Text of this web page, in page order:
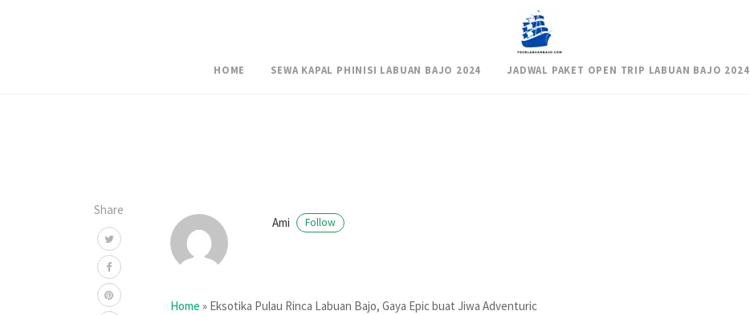
HOME SEWA KAPAL PHINISI LABUAN BAJO 2024 JADWAL PAKET OPEN TRIP LABUAN BAJO 2024
Share
Ami Follow
Home » Eksotika Pulau Rinca Labuan Bajo, Gaya Epic buat Jiwa Adventuric